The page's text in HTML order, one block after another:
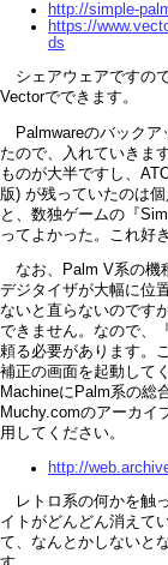
http://simple-
https://
ds
シェアウェアですの
Vectorでできます。
Palmwareのバック
たので、入れていきま
ものが大半ですし、
版) が残っていたのは
と、数独ゲームの『
ってよかった。これ好
なお、Palm V系の機
デジタイザが大幅に位
ないと直らないのです
できません。なので、
頼る必要があります。
補正の画面を起動して
MachineにPalm系の総
Muchy.comのアーカイ
用してください。
http://
レトロ系の何かを触
イトがどんどん消えて
て、なんとかしないと